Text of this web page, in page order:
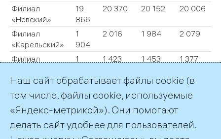
Филиал
«Невский»
19
866
20 370 20 152 20 006
Филиал
«Карельский»
1
904
2 016 1 984 2 079
Филиал
1
1 423 1 453 1 377
ПАО «ТГК-1»
23
119
23 809 23 589 23 462
АО
«Мурманская
ТЭЦ»
1
919
1 951 1 957
Наш сайт обрабатывает файлы cookie (в
том числе, файлы cookie, используемые
«Яндекс-метрикой»). Они помогают
делать сайт удобнее для пользователей.